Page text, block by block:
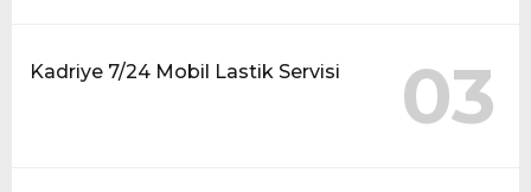
Kadriye 7/24 Mobil Lastik Servisi 03